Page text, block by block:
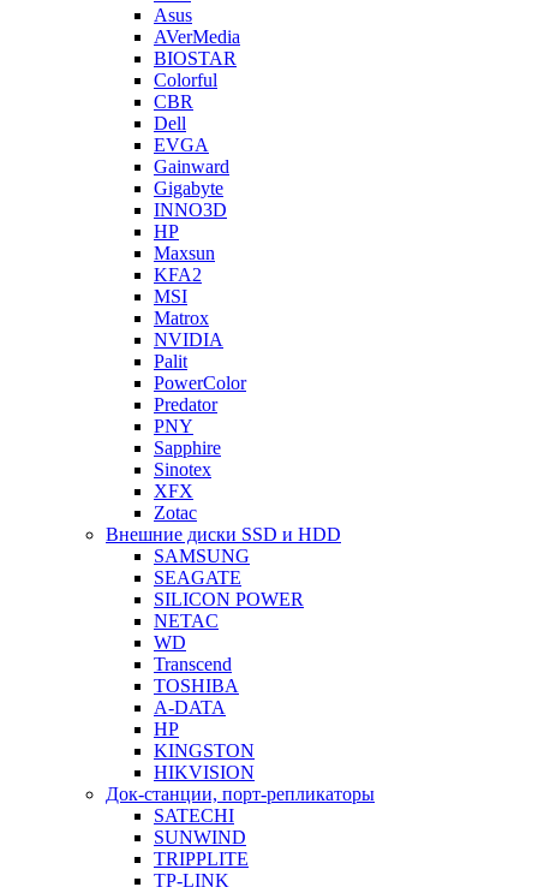
Asus
AVerMedia
BIOSTAR
Colorful
CBR
Dell
EVGA
Gainward
Gigabyte
INNO3D
HP
Maxsun
KFA2
MSI
Matrox
NVIDIA
Palit
PowerColor
Predator
PNY
Sapphire
Sinotex
XFX
Zotac
Внешние диски SSD и HDD
SAMSUNG
SEAGATE
SILICON POWER
NETAC
WD
Transcend
TOSHIBA
A-DATA
HP
KINGSTON
HIKVISION
Док-станции, порт-репликаторы
SATECHI
SUNWIND
TRIPPLITE
TP-LINK